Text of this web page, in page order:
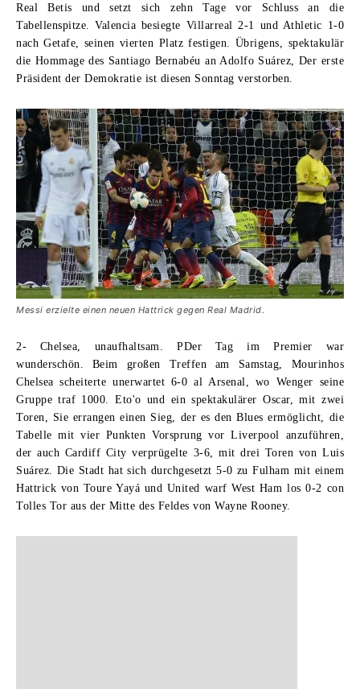
Real Betis und setzt sich zehn Tage vor Schluss an die
Tabellenspitze. Valencia besiegte Villarreal 2-1 und Athletic 1-0
nach Getafe, seinen vierten Platz festigen. Übrigens, spektakulär
die Hommage des Santiago Bernabéu an Adolfo Suárez, Der erste
Präsident der Demokratie ist diesen Sonntag verstorben.
Messi erzielte einen neuen Hattrick gegen Real Madrid.
2- Chelsea, unaufhaltsam. PDer Tag im Premier war
wunderschön. Beim großen Treffen am Samstag, Mourinhos
Chelsea scheiterte unerwartet 6-0 al Arsenal, wo Wenger seine
Gruppe traf 1000. Eto'o und ein spektakulärer Oscar, mit zwei
Toren, Sie errangen einen Sieg, der es den Blues ermöglicht, die
Tabelle mit vier Punkten Vorsprung vor Liverpool anzuführen,
der auch Cardiff City verprügelte 3-6, mit drei Toren von Luis
Suárez. Die Stadt hat sich durchgesetzt 5-0 zu Fulham mit einem
Hattrick von Toure Yayá und United warf West Ham los 0-2 con
Tolles Tor aus der Mitte des Feldes von Wayne Rooney.